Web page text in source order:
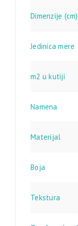
Dimenzije (cm)
Jedinica mere
m2 u kutiji
Namena
Materijal
Boja
Tekstura